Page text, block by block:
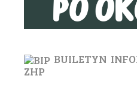
BUILETYN
ZHP